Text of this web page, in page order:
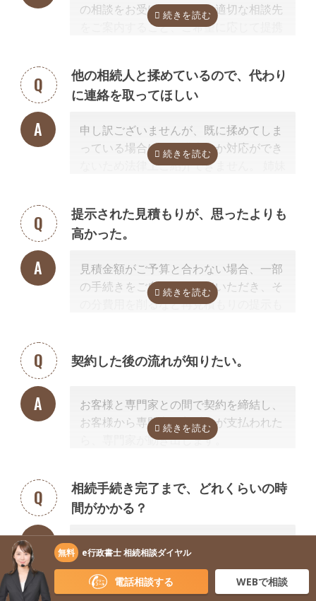
の相談をお受けすること、適切な相談先
をご案内すること、ご希望に応じて提携
ています。
またご紹介した専門家については、面談
続手続きを明らかにすること、それに対
するお見積りを提示するところまでは無
料で行っています。
クしてほしい」といったご相談は、専門
家の能力を使った実務に当たるため、無
料面談の対象外です。詳しくは専門スタ
他の相続人と揉めているので、代わり
に連絡を取ってほしい
申し訳ございませんが、既に揉めてしま
っている場合は、弁護士しか対応ができ
ないため法律上ご紹介できません。 姉妹
護士事務所に直接ご相談ください。
提示された見積もりが、思ったよりも
高かった。
見積金額がご予算と合わない場合、一部
の手続きをご自身で行っていただき、そ
の分費用を削るなど再見積もりの提示も
らい場合、弊社専門スタッフがお客様に
契約した後の流れが知りたい。
お客様と専門家との間で契約を締結し、
お客様から専門家に着手金が支払われた
ら、専門家が動き出します。
ル・郵便などを使って進捗状況などの連
絡を取り合う形になります。
ば大丈夫ですので、ご安心ください。
相続手続き完了まで、どれくらいの時
間がかかる？
り取りが発生するため、思った以上に時
間がかかります。
手続きの内容によって異なりますが、戸
無料 e行政書士 相続相談ダイヤル
電話相談する WEBで相談